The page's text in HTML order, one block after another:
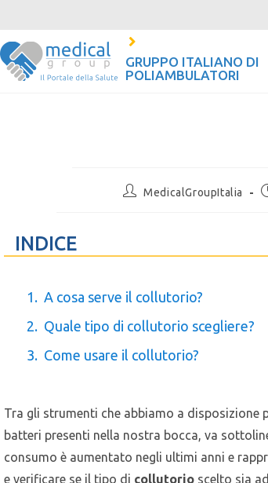
GRUPPO ITALIANO DI
POLIAMBULATORI
MedicalGroupItalia
INDICE
A cosa serve il collutorio?
Quale tipo di collutorio scegliere?
Come usare il collutorio?
Tra gli strumenti che abbiamo a disposizione
batteri presenti nella nostra bocca, va
consumo è aumentato negli ultimi anni e
e verificare se il tipo di collutorio scelto sia